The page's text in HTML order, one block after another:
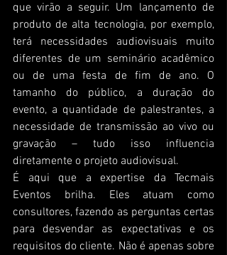
que virão a seguir. Um lançamento de
produto de alta tecnologia, por exemplo,
terá necessidades audiovisuais muito
diferentes de um seminário acadêmico
ou de uma festa de fim de ano. O
tamanho do público, a duração do
evento, a quantidade de palestrantes, a
necessidade de transmissão ao vivo ou
gravação – tudo isso influencia
diretamente o projeto audiovisual.
É aqui que a expertise da Tecmais
Eventos brilha. Eles atuam como
consultores, fazendo as perguntas certas
para desvendar as expectativas e os
requisitos do cliente. Não é apenas sobre